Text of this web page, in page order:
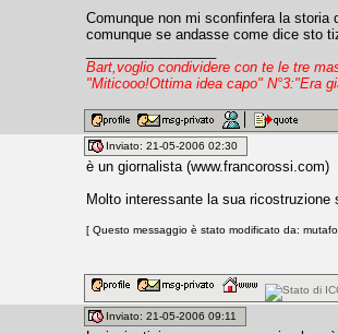
Comunque non mi sconfinfera la
comunque se andasse come dice sto
Bart,voglio condividere con te le tre
"Miticooo!Ottima idea capo" N°3:"Era
Inviato: 21-05-2006 02:30
è un giornalista (www.francorossi.com)
Molto interessante la sua ricostruzione
[ Questo messaggio è stato modificato da:
Inviato: 21-05-2006 09:11